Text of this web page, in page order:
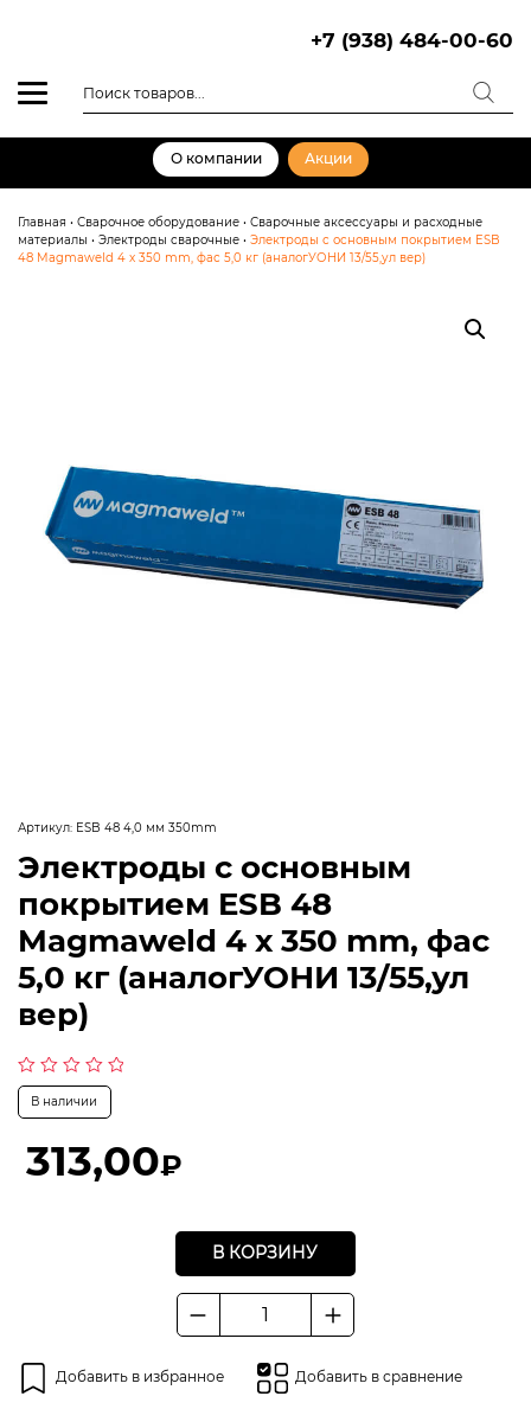
+7 (938) 484-00-60
товаров
О компании Акции
Главная • Сварочное оборудование • Сварочные аксессуары и расходные
материалы • Электроды сварочные • Электроды с основным покрытием ESB
48 Magmaweld 4 x 350 mm, фас 5,0 кг (аналогУОНИ 13/55,ул вер)
Артикул: ESB 48 4,0 мм 350mm
Электроды с основным
покрытием ESB 48
Magmaweld 4 x 350 mm, фас
5,0 кг (аналогУОНИ 13/55,ул
вер)
Оценка
из
В наличии
313,00₽
Количество
Электроды
с
В КОРЗИНУ
Добавить в избранное Добавить в сравнение